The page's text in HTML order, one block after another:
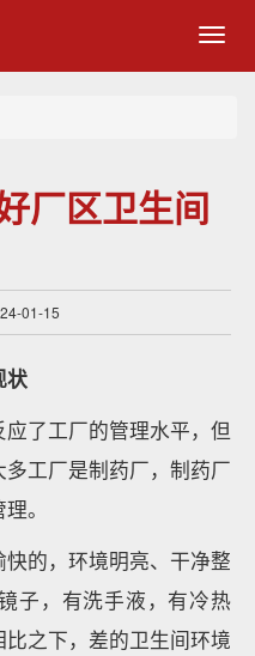
厂区卫生间
01-15
状
了工厂的管理水平，但
工厂是制药厂，制药厂
。
的，环境明亮、干净整
子，有洗手液，有冷热
之下，差的卫生间环境